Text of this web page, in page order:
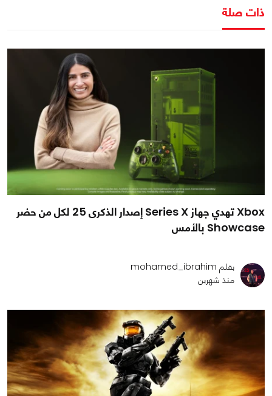
ذات صلة
Xbox تهدي جهاز Series X إصدار الذكرى 25 لكل من حضر
Showcase بالأمس
بقلم mohamed_ibrahim
منذ شهرين